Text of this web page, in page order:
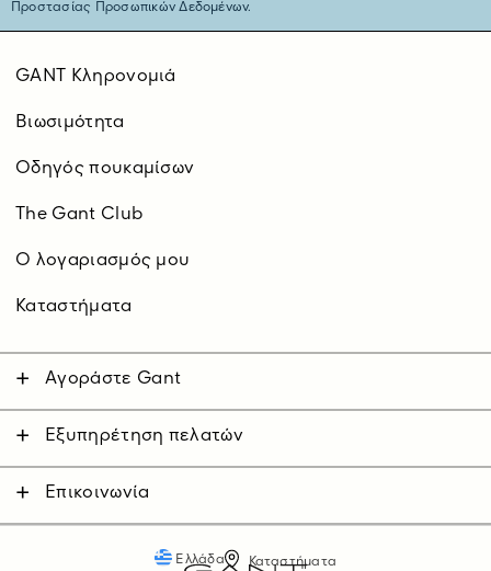
Προστασίας Προσωπικών Δεδομένων.
GANT Κληρονομιά
Βιωσιμότητα
Οδηγός πουκαμίσων
The Gant Club
O λογαριασμός μου
Καταστήματα
Αγοράστε Gant
Γυναίκα
Παιδικά
Εξυπηρέτηση πελατών
Αποστολές
Επιστροφές
Επικοινωνία
Ελλάδα
Καταστήματα